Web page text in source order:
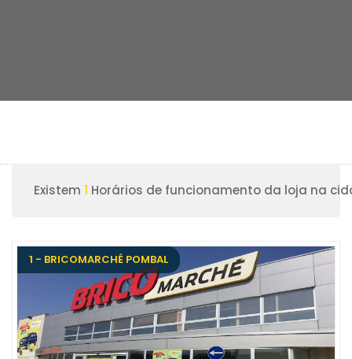
Existem 1 Horários de funcionamento da loja na
1 - BRICOMARCHÉ POMBAL